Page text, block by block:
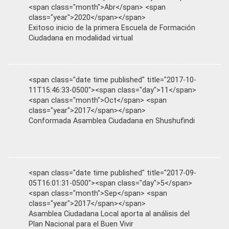
<span class="month">Abr</span> <span
class="year">2020</span></span>
Exitoso inicio de la primera Escuela de Formación
Ciudadana en modalidad virtual
<span class="date time published" title="2017-10-
11T15:46:33-0500"><span class="day">11</span>
<span class="month">Oct</span> <span
class="year">2017</span></span>
Conformada Asamblea Ciudadana en Shushufindi
<span class="date time published" title="2017-09-
05T16:01:31-0500"><span class="day">5</span>
<span class="month">Sep</span> <span
class="year">2017</span></span>
Asamblea Ciudadana Local aporta al análisis del
Plan Nacional para el Buen Vivir